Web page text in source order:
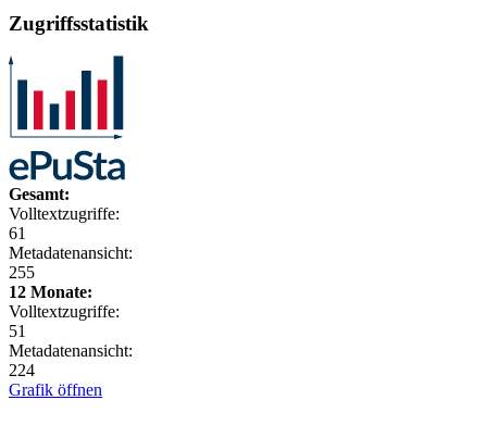
Zugriffsstatistik
Gesamt:
Volltextzugriffe:
61
Metadatenansicht:
255
12 Monate:
Volltextzugriffe:
51
Metadatenansicht:
224
Grafik öffnen